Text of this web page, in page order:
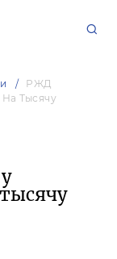
РЖД
Тысячу